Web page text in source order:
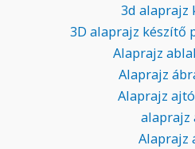
3d alaprajz
3D alaprajz készítő
Alaprajz
Alaprajz
Alaprajz
alaprajz
Alaprajz